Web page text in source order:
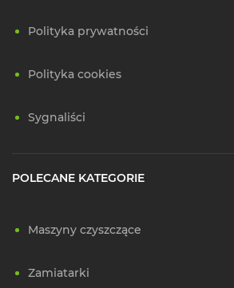
Polityka prywatności
Polityka cookies
Sygnaliści
POLECANE KATEGORIE
Maszyny czyszczące
Zamiatarki